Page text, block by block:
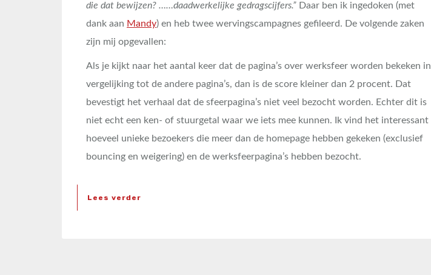
die dat bewijzen? ……daadwerkelijke gedragscijfers.” Daar ben ik ingedoken (met
dank aan Mandy) en heb twee wervingscampagnes gefileerd. De volgende zaken
zijn mij opgevallen:
Als je kijkt naar het aantal keer dat de pagina’s over werksfeer worden bekeken in
vergelijking tot de andere pagina’s, dan is de score kleiner dan 2 procent. Dat
bevestigt het verhaal dat de sfeerpagina’s niet veel bezocht worden. Echter dit is
niet echt een ken- of stuurgetal waar we iets mee kunnen. Ik vind het interessant
hoeveel unieke bezoekers die meer dan de homepage hebben gekeken (exclusief
bouncing en weigering) en de werksfeerpagina’s hebben bezocht.
Lees verder